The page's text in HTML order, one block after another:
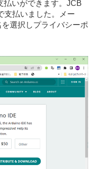
いができます。JCB
支払いました。メー
選択しプライバシーポ